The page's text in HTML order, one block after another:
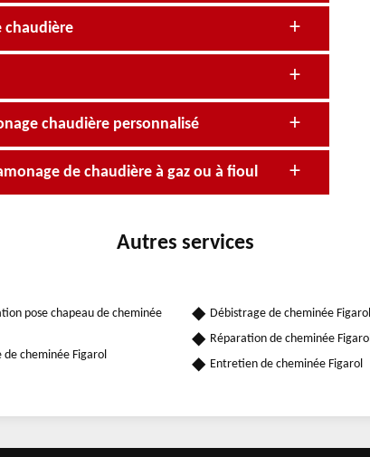
chaudière
chaudière personnalisé
de chaudière à gaz ou à fioul
Autres services
pose chapeau de cheminée
de cheminée Figarol
Débistrage de cheminée Figarol
Réparation de cheminée Figarol
Entretien de cheminée Figarol